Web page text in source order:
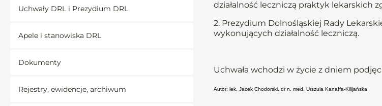
Uchwały DRL i Prezydium DRL
Apele i stanowiska DRL
Dokumenty
Rejestry, ewidencje, archiwum
działalność leczniczą praktyk lekarskich
2. Prezydium Dolnośląskiej Rady
wykonujących działalność leczniczą.
Uchwała wchodzi w życie z dniem
Autor: lek. Jacek Chodorski, dr n. med. Urszula Kanaffa-Kilijańska